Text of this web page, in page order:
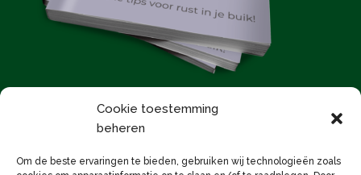
Cookie toestemming
beheren
Om de beste ervaringen te bieden, gebruiken wij technologieën zoals
E-Magazine bestellen